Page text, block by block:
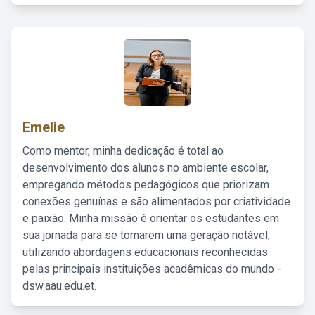
Emelie
Como mentor, minha dedicação é total ao
desenvolvimento dos alunos no ambiente escolar,
empregando métodos pedagógicos que priorizam
conexões genuínas e são alimentados por criatividade
e paixão. Minha missão é orientar os estudantes em
sua jornada para se tornarem uma geração notável,
utilizando abordagens educacionais reconhecidas
pelas principais instituições acadêmicas do mundo -
dsw.aau.edu.et.